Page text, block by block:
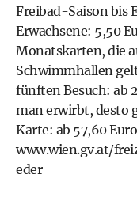
Freibad-Saison bis
Erwachsene: 5,50
Monatskarten, die
Schwimmhallen
fünften Besuch: ab
man erwirbt, desto
Karte: ab 57,60
www.wien.gv.at/
eder